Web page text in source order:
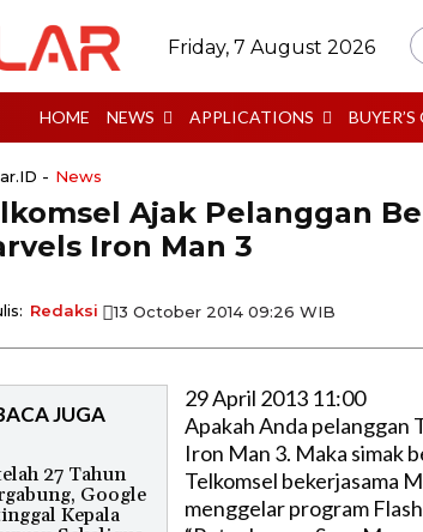
Friday, 7 August 2026
HOME NEWS APPLICATIONS
- News
Ajak Pelanggan
Iron Man 3
Redaksi 13 October 2014 09:26 WIB
JUGA
27 Tahun
Google
Kepala
29 April 2013 11:00
Apakah Anda pelanggan
Iron Man 3. Maka simak
Telkomsel bekerjasama
menggelar program